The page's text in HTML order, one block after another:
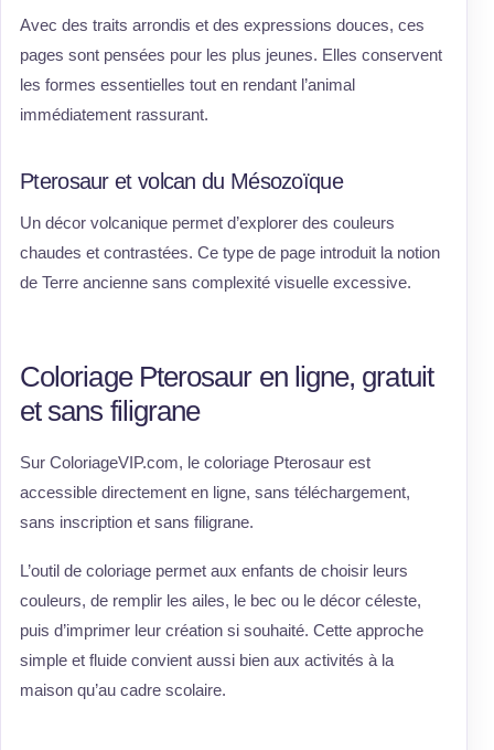
Avec des traits arrondis et des expressions douces, ces
pages sont pensées pour les plus jeunes. Elles conservent
les formes essentielles tout en rendant l’animal
immédiatement rassurant.
Pterosaur et volcan du Mésozoïque
Un décor volcanique permet d’explorer des couleurs
chaudes et contrastées. Ce type de page introduit la notion
de Terre ancienne sans complexité visuelle excessive.
Coloriage Pterosaur en ligne, gratuit
et sans filigrane
Sur ColoriageVIP.com, le coloriage Pterosaur est
accessible directement en ligne, sans téléchargement,
sans inscription et sans filigrane.
L’outil de coloriage permet aux enfants de choisir leurs
couleurs, de remplir les ailes, le bec ou le décor céleste,
puis d’imprimer leur création si souhaité. Cette approche
simple et fluide convient aussi bien aux activités à la
maison qu’au cadre scolaire.